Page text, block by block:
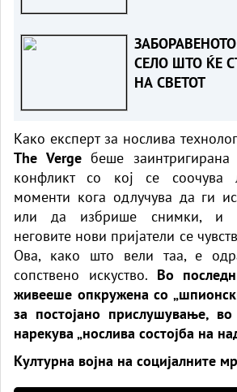
СЕЛО ШТО ЌЕ
НА СВЕТОТ
Како експерт за нослива
The Vergeбеше заинтригирана
конфликт со кој се соочува
моменти кога одлучува да ги
или да избрише снимки, и
неговите нови пријатели се
Ова, како што вели таа, е
сопствено искуство. Во
живееше опкружена со
за постојано прислушување,
нарекува „нослива состојба на
Културна војна на социјалните